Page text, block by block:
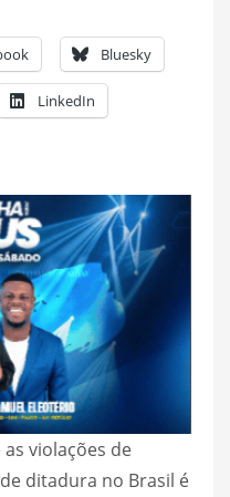
Bluesky
LinkedIn
violações de
ditadura no Brasil é